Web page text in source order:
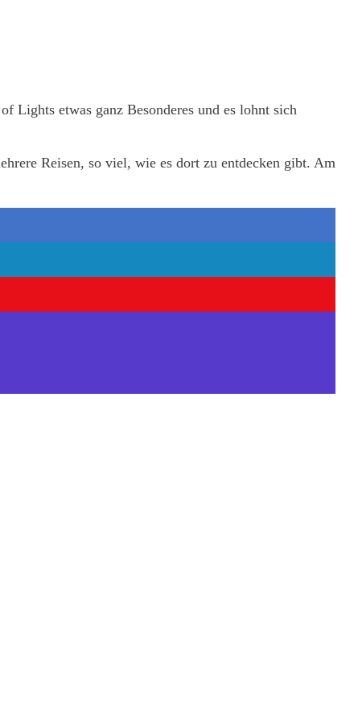
Lights etwas ganz Besonderes und es lohnt sich
Reisen, so viel, wie es dort zu entdecken gibt. Am